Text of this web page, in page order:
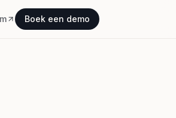
Boek een demo